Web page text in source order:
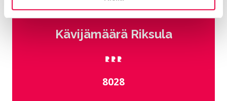
Kävijämäärä Riksula
8028